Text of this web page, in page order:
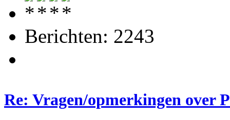
Berichten: 2243
Re: Vragen/opmerkingen over